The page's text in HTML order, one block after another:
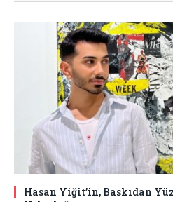
Hasan Yiğit’in, Baskıdan